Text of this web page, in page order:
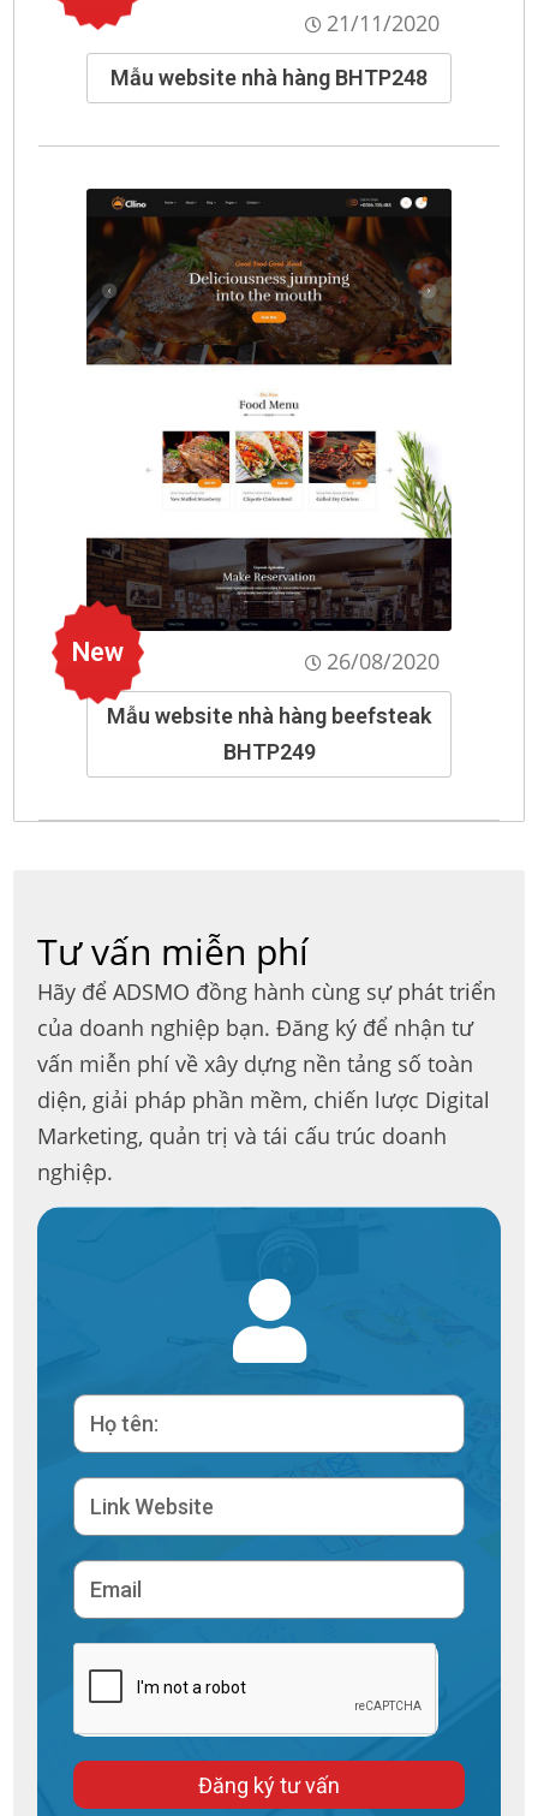
21/11/2020
Mẫu website nhà hàng BHTP248
New 26/08/2020
Mẫu website nhà hàng beefsteak
BHTP249
Tư vấn miễn phí
Hãy để ADSMO đồng hành cùng sự phát triển
của doanh nghiệp bạn. Đăng ký để nhận tư
vấn miễn phí về xây dựng nền tảng số toàn
diện, giải pháp phần mềm, chiến lược Digital
Marketing, quản trị và tái cấu trúc doanh
nghiệp.
Đăng ký tư vấn